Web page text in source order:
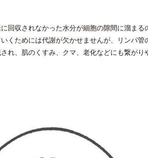
回収されなかった水分が細胞の隙間に溜まる
くためには代謝が欠かせませんが、リンパ管
れ、肌のくすみ、クマ、老化などにも繋がり